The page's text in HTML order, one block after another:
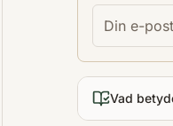
Vad